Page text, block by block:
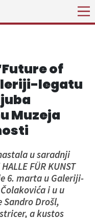
of
legatu
Muzeja
u saradnji
FÜR KUNST
6. marta u Galeriji-
i u u
Sandro Drošl,
a kustos